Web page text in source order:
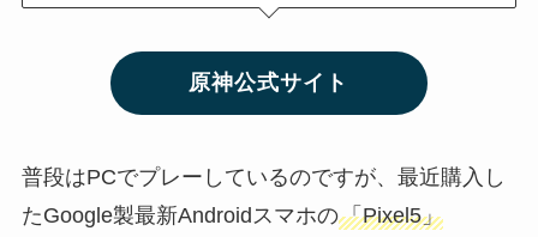
原神公式サイト
普段はPCでプレーしているのですが、最近購入し
たGoogle製最新Androidスマホの「Pixel5」